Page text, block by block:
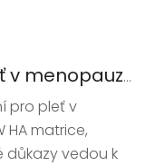
Hyaluronát sodný pro pleť v menopauze: Průvodce výzkumem a vývojem 2026
pro pleť v
HA matrice,
důkazy vedou k